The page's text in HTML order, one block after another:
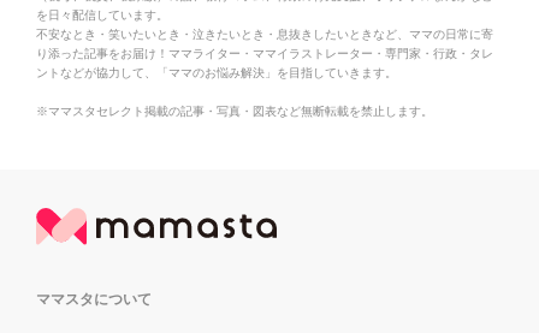
を日々配信しています。
不安なとき・笑いたいとき・泣きたいとき・息抜きしたいときなど、ママの日常に寄
り添った記事をお届け！ママライター・ママイラストレーター・専門家・行政・タレ
ントなどが協力して、「ママのお悩み解決」を目指していきます。
※ママスタセレクト掲載の記事・写真・図表など無断転載を禁止します。
ママスタについて